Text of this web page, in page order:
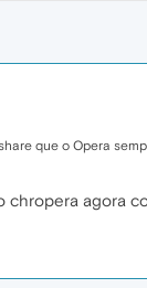
que o Opera
chropera agora